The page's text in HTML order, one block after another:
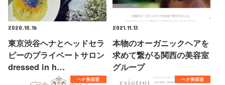
2020.10.16
東京渋谷ヘナとヘッドセラ
ピーのプライベートサロン
dressed in h…
2021.11.13
本物のオーガニックヘアを
求めて繋がる関西の美容室
グループ
ヘナ美容室 ヘナ美容室